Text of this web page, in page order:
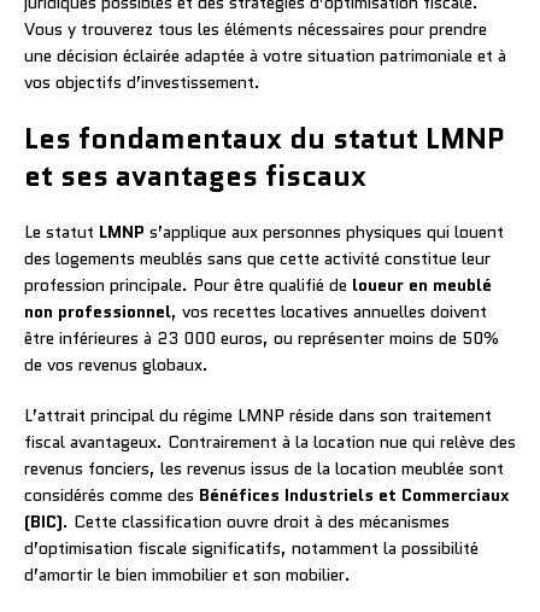
Vous y trouverez tous les éléments nécessaires pour prendre
une décision éclairée adaptée à votre situation patrimoniale et à
vos objectifs d’investissement.
Les fondamentaux du statut LMNP
et ses avantages fiscaux
Le statut LMNP s’applique aux personnes physiques qui louent
des logements meublés sans que cette activité constitue leur
profession principale. Pour être qualifié de loueur en meublé
non professionnel, vos recettes locatives annuelles doivent
être inférieures à 23 000 euros, ou représenter moins de 50%
de vos revenus globaux.
L’attrait principal du régime LMNP réside dans son traitement
fiscal avantageux. Contrairement à la location nue qui relève des
revenus fonciers, les revenus issus de la location meublée sont
considérés comme des Bénéfices Industriels et Commerciaux
(BIC). Cette classification ouvre droit à des mécanismes
d’optimisation fiscale significatifs, notamment la possibilité
d’amortir le bien immobilier et son mobilier.